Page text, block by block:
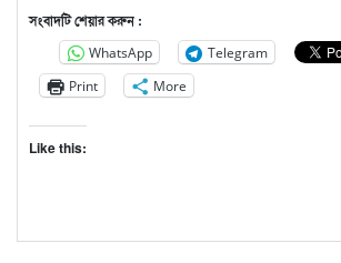
সংবাদটি শেয়ার করুন :
WhatsApp Telegram
Print
More
Like this: